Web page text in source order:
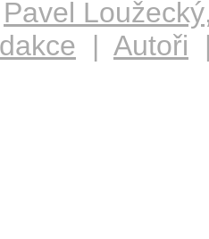
Pavel Loužecký
| Autoři